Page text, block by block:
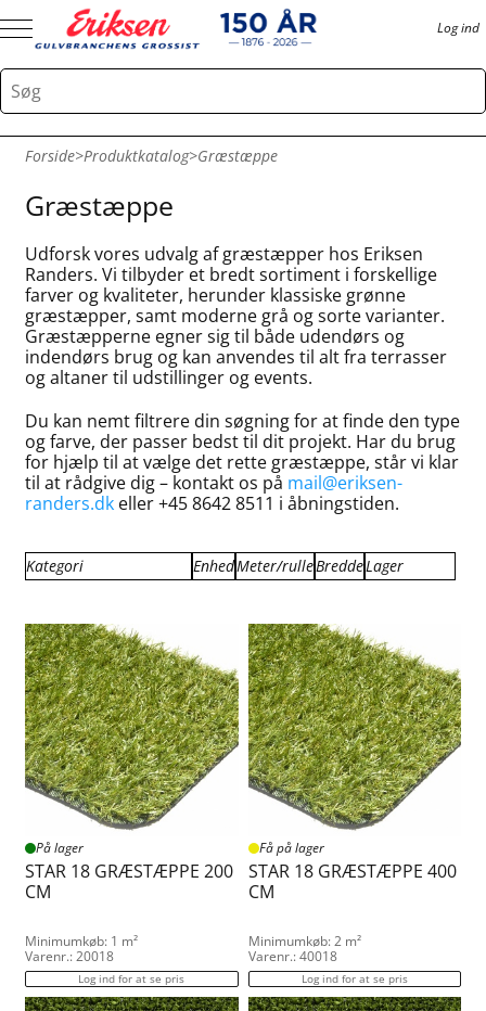
Log ind
Forside>Produktkatalog>Græstæppe
Græstæppe
Udforsk vores udvalg af græstæpper hos Eriksen
Randers. Vi tilbyder et bredt sortiment i forskellige
farver og kvaliteter, herunder klassiske grønne
græstæpper, samt moderne grå og sorte varianter.
Græstæpperne egner sig til både udendørs og
indendørs brug og kan anvendes til alt fra terrasser
og altaner til udstillinger og events.
Du kan nemt filtrere din søgning for at finde den type
og farve, der passer bedst til dit projekt. Har du brug
for hjælp til at vælge det rette græstæppe, står vi klar
til at rådgive dig – kontakt os på mail@eriksen-
randers.dk eller +45 8642 8511 i åbningstiden.
Kategori
Blackburn Græstæppe
Camping Måtter
Green Græstæppe
EnhedMeter/rulle
30
35
45
Bredde
1.90
2.00
4.00
Lager
På lager
På lager
STAR 18 GRÆSTÆPPE 200
CM
Minimumkøb: 1 m²
Varenr.: 20018
Log ind for at se pris
Få på lager
STAR 18 GRÆSTÆPPE 400
CM
Minimumkøb: 2 m²
Varenr.: 40018
Log ind for at se pris